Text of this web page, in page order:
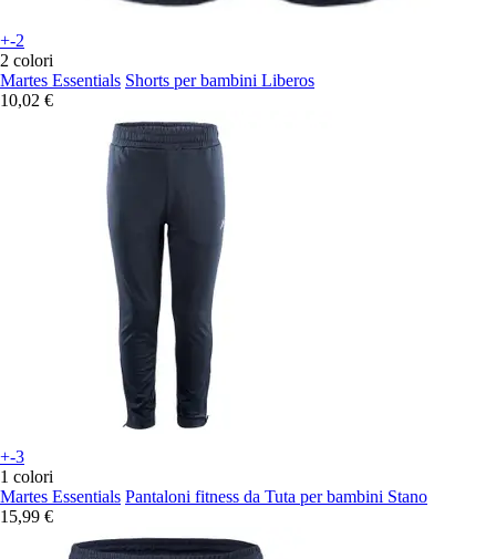
+-2
2 colori
Martes Essentials Shorts per bambini Liberos
10,02 €
+-3
1 colori
Martes Essentials Pantaloni fitness da Tuta per bambini Stano
15,99 €